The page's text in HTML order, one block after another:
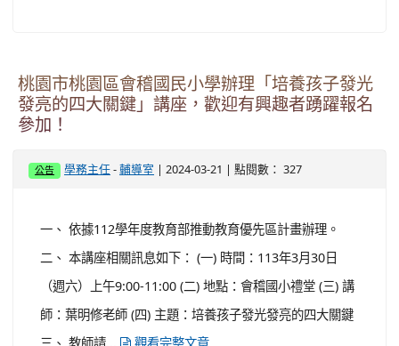
桃園市桃園區會稽國民小學辦理「培養孩子發光
發亮的四大關鍵」講座，歡迎有興趣者踴躍報名
參加！
公告 學務主任 -輔導室 | 2024-03-21 | 點閱數： 327
一、 依據112學年度教育部推動教育優先區計畫辦理。
二、 本講座相關訊息如下： (一) 時間：113年3月30日
（週六）上午9:00-11:00 (二) 地點：會稽國小禮堂 (三) 講
師：葉明修老師 (四) 主題：培養孩子發光發亮的四大關鍵
觀看完整文章